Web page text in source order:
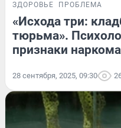
ЗДОРОВЬЕ ПРОБЛЕМА
«Исхода три:
тюрьма».
признаки
28 сентября, 2025, 09:30